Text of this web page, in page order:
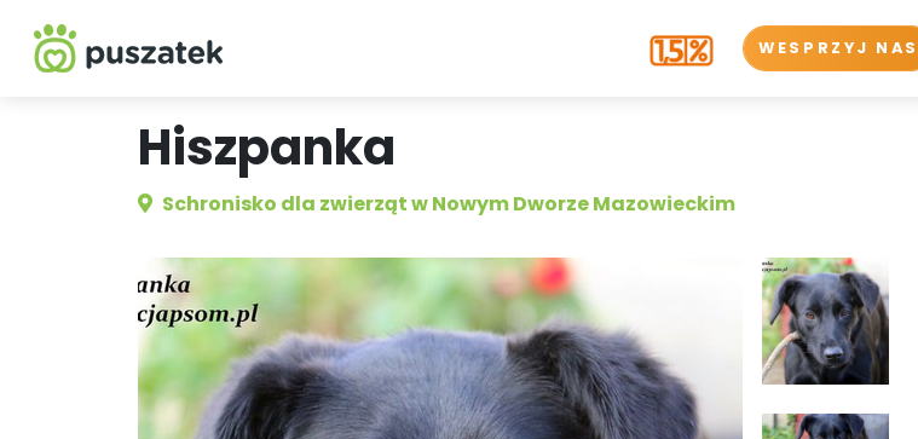
WESPRZYJ NAS
Hiszpanka
Schronisko dla zwierząt w Nowym Dworze Mazowieckim